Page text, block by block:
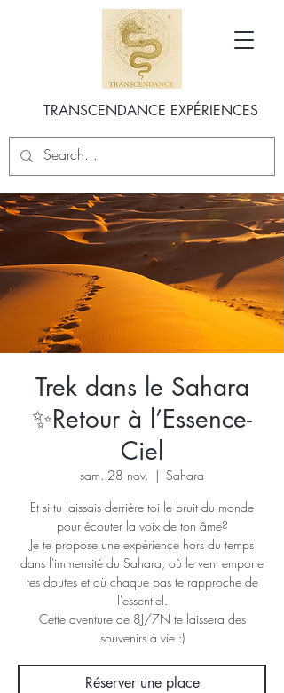
TRANSCENDANCE EXPÉRIENCES
Trek dans le Sahara
✨Retour à l’Essence-
Ciel
sam. 28 nov.
  |
Sahara
Et si tu laissais derrière toi le bruit du monde
pour écouter la voix de ton âme?
Je te propose une expérience hors du temps
dans l'immensité du Sahara, où le vent emporte
tes doutes et où chaque pas te rapproche de
l'essentiel.
Cette aventure de 8J/7N te laissera des
souvenirs à vie :)
Réserver une place